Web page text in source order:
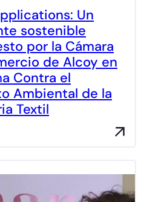
Un
sostenible
por la Cámara
de Alcoy en
Contra el
Ambiental de la
Textil